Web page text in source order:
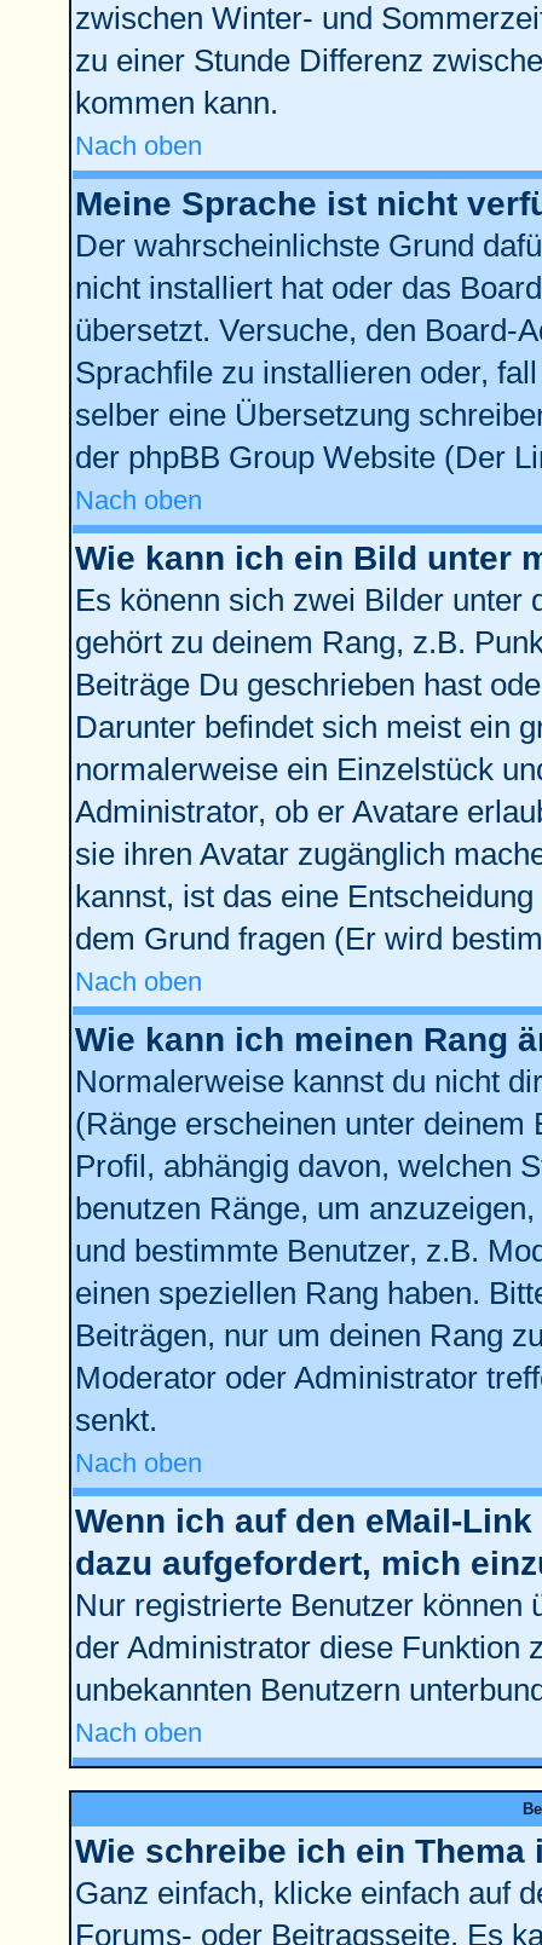
zwischen Winter- und
zu einer Stunde Differenz
kommen kann.
Nach oben
Meine Sprache ist nicht
Der wahrscheinlichste Grund
nicht installiert hat oder das
übersetzt. Versuche, den Board-
Sprachfile zu installieren oder,
selber eine Übersetzung
der phpBB Group Website (Der
Nach oben
Wie kann ich ein Bild unter
Es könenn sich zwei Bilder unter
gehört zu deinem Rang, z.B.
Beiträge Du geschrieben hast
Darunter befindet sich meist ein
normalerweise ein Einzelstück
Administrator, ob er Avatare
sie ihren Avatar zugänglich
kannst, ist das eine
dem Grund fragen (Er wird
Nach oben
Wie kann ich meinen Rang
Normalerweise kannst du nicht
(Ränge erscheinen unter deinem
Profil, abhängig davon, welchen
benutzen Ränge, um
und bestimmte Benutzer, z.B.
einen speziellen Rang haben.
Beiträgen, nur um deinen Rang
Moderator oder Administrator
senkt.
Nach oben
Wenn ich auf den eMail-
dazu aufgefordert, mich
Nur registrierte Benutzer können
der Administrator diese Funktion
unbekannten Benutzern
Nach oben
Wie schreibe ich ein Thema
Ganz einfach, klicke einfach auf
Forums- oder Beitragsseite. Es